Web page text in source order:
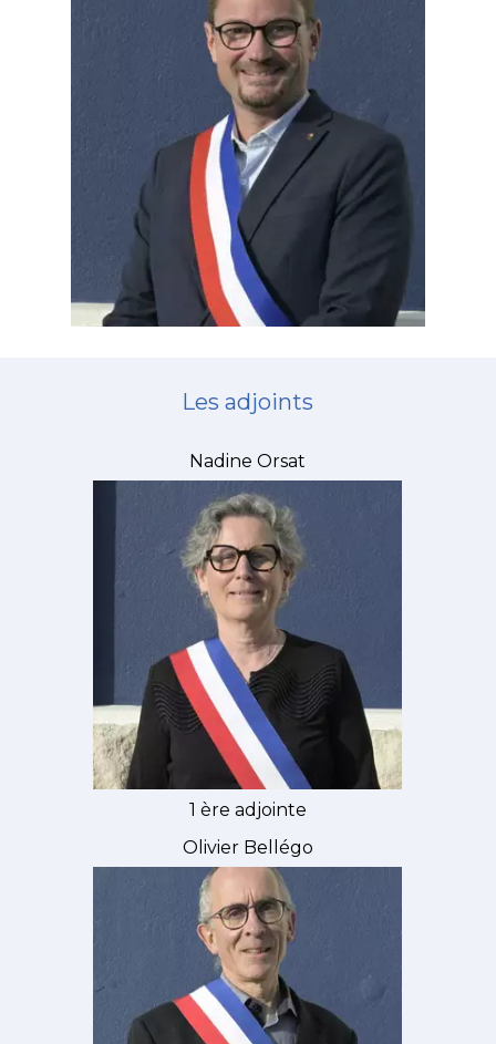
Les adjoints
Nadine Orsat
1 ère adjointe
Olivier Bellégo